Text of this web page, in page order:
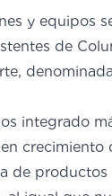
y equipos
de
integrado
crecimiento
de productos